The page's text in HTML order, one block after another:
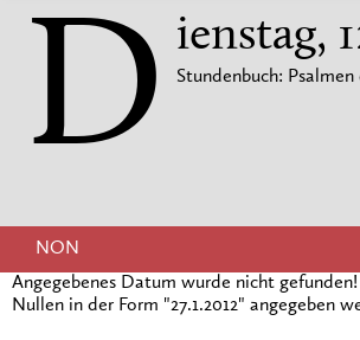
D ienstag,
Stundenbuch:
NON
Angegebenes Datum wurde nicht
Nullen in der Form "27.1.2012" angegeben